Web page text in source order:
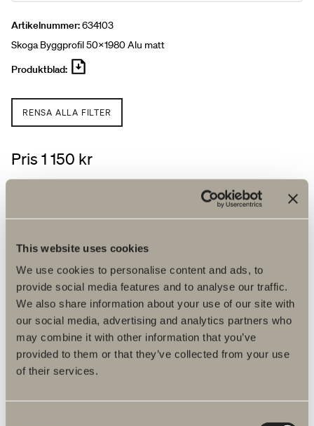
This website uses cookies
We use cookies to personalise content and ads, to
provide social media features and to analyse our traffic.
We also share information about your use of our site with
our social media, advertising and analytics partners who
may combine it with other information that you’ve
provided to them or that they’ve collected from your use
of their services.
Artikelnummer:634103
Skoga Byggprofil 50x1980 Alu matt
Produktblad:
RENSA ALLA FILTER
Pris 1 150 kr
LÄGG I KUNDVAGNEN
Produktfakta
Produktbeskrivning
Skötselråd